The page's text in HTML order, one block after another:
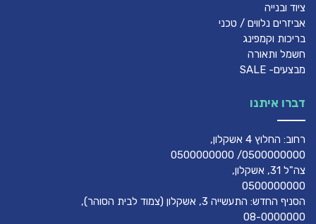
ציוד ובנייה
אביזרים נלווים / טכני
בריכות וקמפינג
חשמל ותאורה
מבצעים- SALE
דברו איתנו
רחוב: החלוץ 4 אשקלון,
0500000000/ 0500000000
צה"ל 31, אשקלון,
0500000000
הסניף החדש: התעשייה 3, אשקלון (צמוד לבית הסוהר),
08-0000000